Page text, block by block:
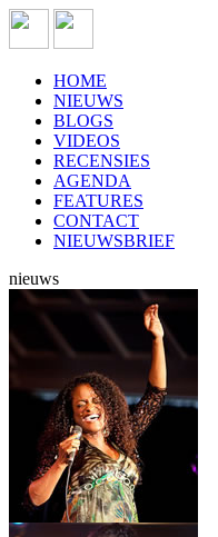
HOME
NIEUWS
BLOGS
VIDEOS
RECENSIES
AGENDA
FEATURES
CONTACT
NIEUWSBRIEF
nieuws